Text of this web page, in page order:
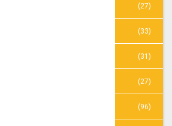
(27)
(33)
(31)
(27)
(96)